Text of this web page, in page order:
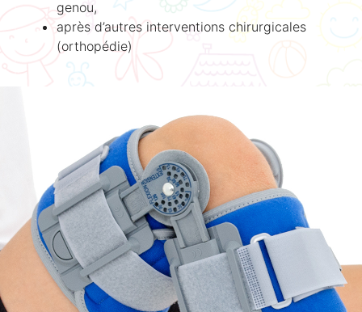
genou,
après d’autres interventions chirurgicales
(orthopédie)